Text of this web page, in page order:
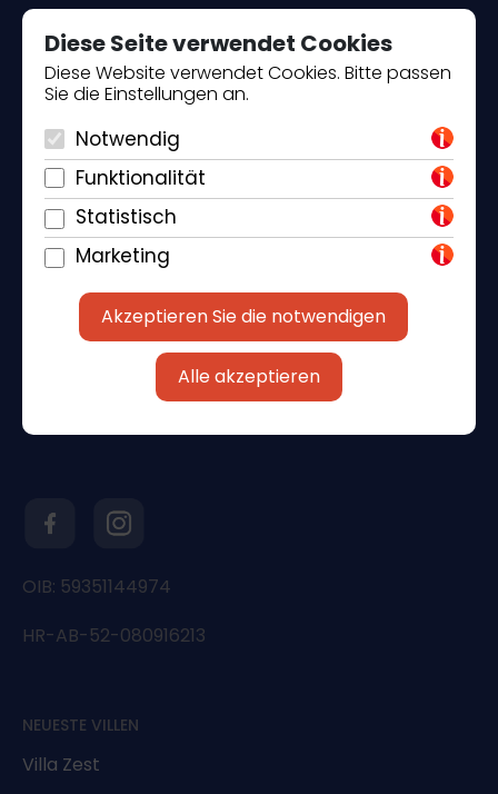
Diese Seite verwendet Cookies
Diese Website verwendet Cookies. Bitte passen
Sie die Einstellungen an.
Notwendig
Funktionalität
Statistisch
Marketing
Akzeptieren Sie die notwendigen
Alle akzeptieren
Piantade 41, 52440 Poreč
+385 98 184 4015
info@klickandbook.com
OIB: 59351144974
HR-AB-52-080916213
NEUESTE VILLEN
Villa Zest